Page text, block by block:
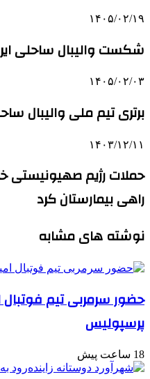
۱۴۰۵/۰۲/۱۹
شکست والیبال ساحلی
۱۴۰۵/۰۲/۰۳
برتری تیم ملی والیبال
۱۴۰۳/۱۲/۱۱
حملات رژیم صهیونیستی
راهی بیمارستان کرد
نوشته های مشابه
حضور سرمربی تیم فوتبال
پرسپولیس
18 ساعت پیش